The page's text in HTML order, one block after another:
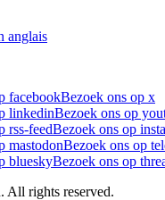
anglais
facebookBezoek ons op x
linkedinBezoek ons op
rss-feedBezoek ons op
mastodonBezoek ons op
blueskyBezoek ons op
All rights reserved.